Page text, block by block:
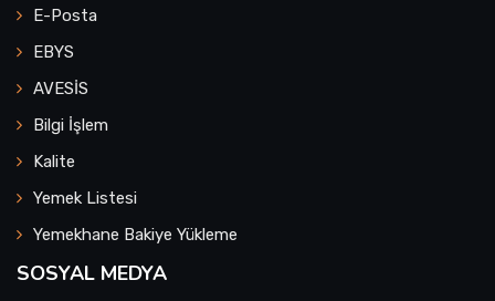
E-Posta
EBYS
AVESİS
Bilgi İşlem
Kalite
Yemek Listesi
Yemekhane Bakiye Yükleme
SOSYAL MEDYA